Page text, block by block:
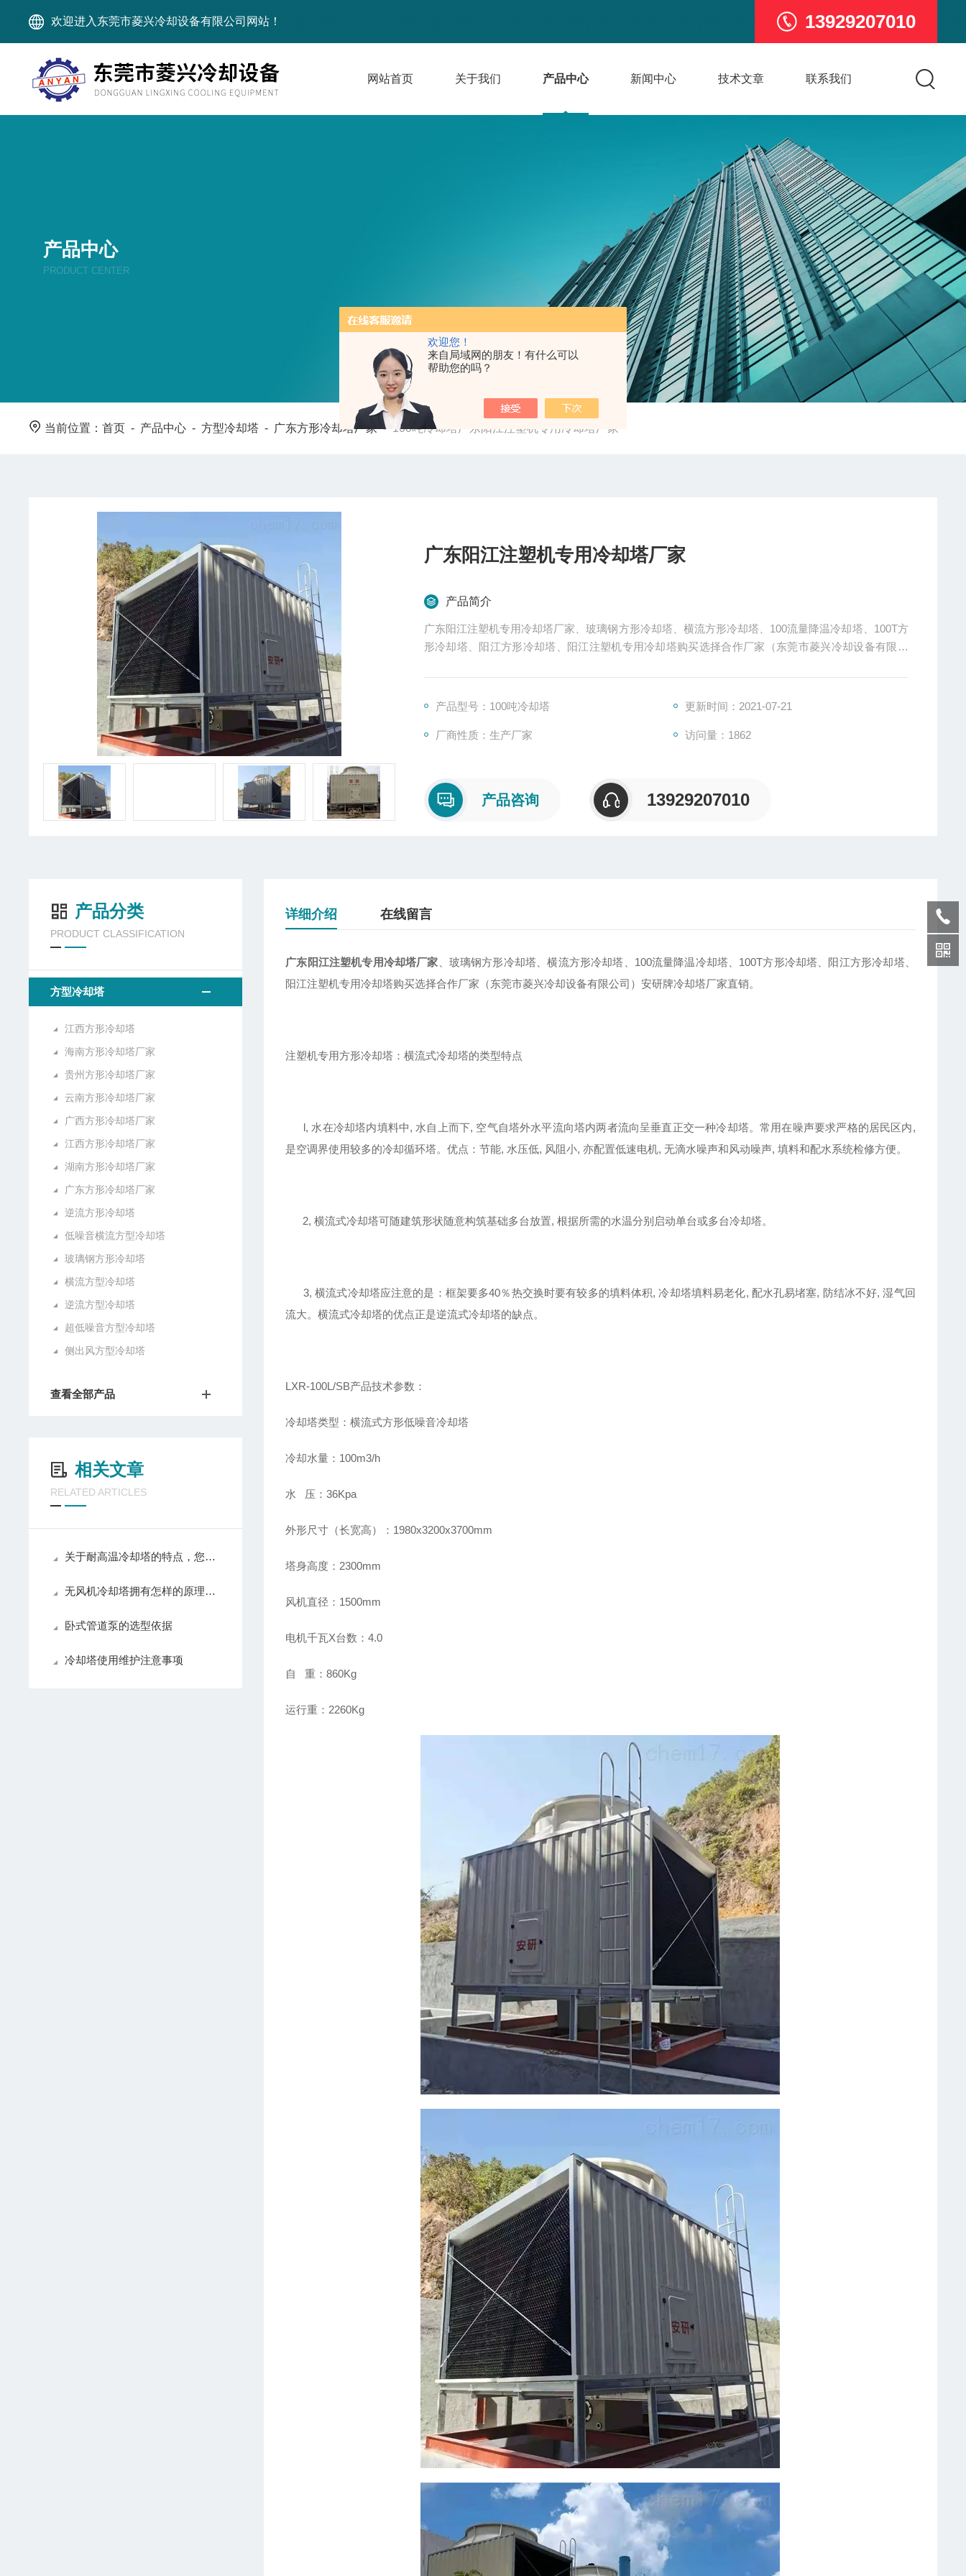
欢迎您！
来自局域网的朋友！有什么可以
帮助您的吗？
欢迎进入东莞市菱兴冷却设备有限公司网站！ 13929207010
网站首页 关于我们 产品中心 新闻中心 技术文章 联系我们
产品中心
PRODUCT CENTER
当前位置：首页 - 产品中心 -方型冷却塔 - 广东方形冷却塔厂家- 100吨冷却塔广东阳江注塑机专用冷却塔厂家
广东阳江注塑机专用冷却塔厂家
产品简介
广东阳江注塑机专用冷却塔厂家、玻璃钢方形冷却塔、横流方形冷却塔、100流量降温冷却塔、100T方
形冷却塔、阳江方形冷却塔、阳江注塑机专用冷却塔购买选择合作厂家（东莞市菱兴冷却设备有限公
产品型号：100吨冷却塔 更新时间：2021-07-21
厂商性质：生产厂家 访问量：1862
产品咨询 13929207010
产品分类
PRODUCT CLASSIFICATION
方型冷却塔
江西方形冷却塔
海南方形冷却塔厂家
贵州方形冷却塔厂家
云南方形冷却塔厂家
广西方形冷却塔厂家
江西方形冷却塔厂家
湖南方形冷却塔厂家
广东方形冷却塔厂家
逆流方形冷却塔
低噪音横流方型冷却塔
玻璃钢方形冷却塔
横流方型冷却塔
逆流方型冷却塔
超低噪音方型冷却塔
侧出风方型冷却塔
查看全部产品
相关文章
RELATED ARTICLES
关于耐高温冷却塔的特点，您有什么看法呢？
无风机冷却塔拥有怎样的原理呢？
卧式管道泵的选型依据
冷却塔使用维护注意事项
详细介绍 在线留言
广东阳江注塑机专用冷却塔厂家 、玻璃钢方形冷却塔、横流方形冷却塔、100流量降温冷却塔、100T方形冷却塔、阳江方形冷却塔、
阳江注塑机专用冷却塔购买选择合作厂家（东莞市菱兴冷却设备有限公司）安研牌冷却塔厂家直销。
注塑机专用方形冷却塔：横流式冷却塔的类型特点
l, 水在冷却塔内填料中, 水自上而下, 空气自塔外水平流向塔内两者流向呈垂直正交一种冷却塔。常用在噪声要求严格的居民区内,
是空调界使用较多的冷却循环塔。优点：节能, 水压低, 风阻小, 亦配置低速电机, 无滴水噪声和风动噪声, 填料和配水系统检修方便。
2, 横流式冷却塔可随建筑形状随意构筑基础多台放置, 根据所需的水温分别启动单台或多台冷却塔。
3, 横流式冷却塔应注意的是：框架要多40％热交换时要有较多的填料体积, 冷却塔填料易老化, 配水孔易堵塞, 防结冰不好, 湿气回
流大。横流式冷却塔的优点正是逆流式冷却塔的缺点。
LXR-100L/SB产品技术参数：
冷却塔类型：横流式方形低噪音冷却塔
冷却水量：100m3/h
水 压：36Kpa
外形尺寸（长宽高）：1980x3200x3700mm
塔身高度：2300mm
风机直径：1500mm
电机千瓦X台数：4.0
自 重：860Kg
运行重：2260Kg